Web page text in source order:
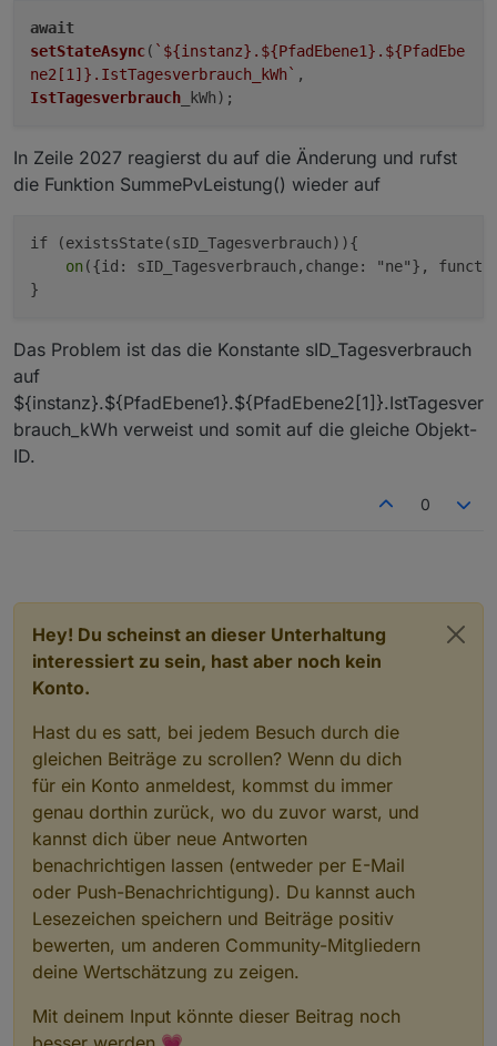
await
setStateAsync( ` ${instanz} . ${PfadEbene1} . ${PfadEbe
ne2[1]} .IstTagesverbrauch_kWh` ,
IstTagesverbrauch _kWh);
In Zeile 2027 reagierst du auf die Änderung und rufst
die Funktion SummePvLeistung() wieder auf
if (existsState(sID_Tagesverbrauch)){
on ({id: sID_Tagesverbrauch,change: "ne"},
Das Problem ist das die Konstante sID_Tagesverbrauch
auf
${instanz}.${PfadEbene1}.${PfadEbene2[1]}.IstTagesver
brauch_kWh verweist und somit auf die gleiche Objekt-
ID.
0
Hey! Du scheinst an dieser Unterhaltung
interessiert zu sein, hast aber noch kein
Konto.
Hast du es satt, bei jedem Besuch durch die
gleichen Beiträge zu scrollen? Wenn du dich
für ein Konto anmeldest, kommst du immer
genau dorthin zurück, wo du zuvor warst, und
kannst dich über neue Antworten
benachrichtigen lassen (entweder per E-Mail
oder Push-Benachrichtigung). Du kannst auch
Lesezeichen speichern und Beiträge positiv
bewerten, um anderen Community-Mitgliedern
deine Wertschätzung zu zeigen.
Mit deinem Input könnte dieser Beitrag noch